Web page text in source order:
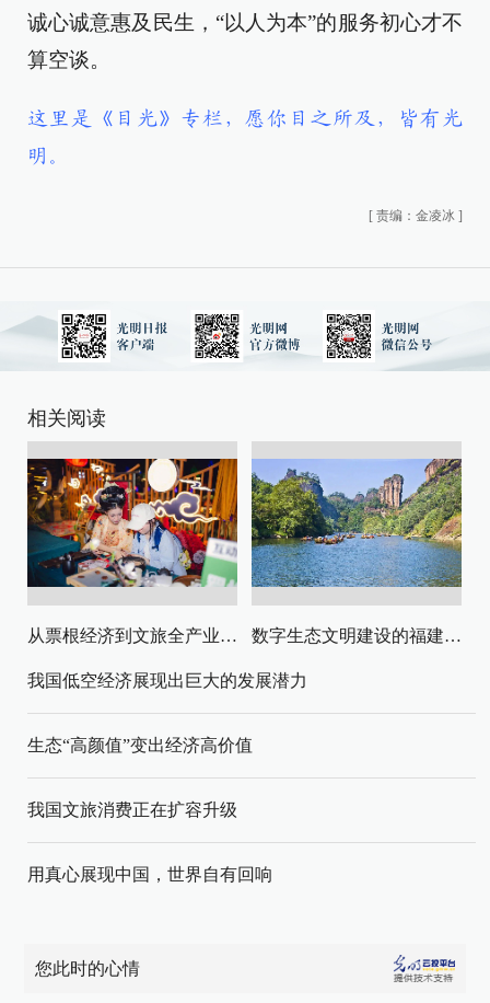
诚心诚意惠及民生，“以人为本”的服务初心才不
算空谈。
这里是《目光》专栏，愿你目之所及，皆有光
明。
[ 责编：金凌冰 ]
相关阅读
从票根经济到文旅全产业链升级 数字生态文明建设的福建路径与启示
我国低空经济展现出巨大的发展潜力
生态“高颜值”变出经济高价值
我国文旅消费正在扩容升级
用真心展现中国，世界自有回响
您此时的心情